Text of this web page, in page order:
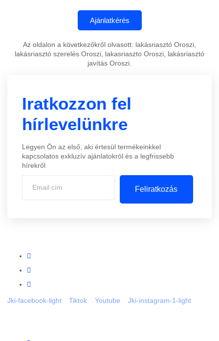
Az oldalon a következőkről olvasott: lakásriasztó Oroszi,
lakásriasztó szerelés Oroszi, lakasriaszto Oroszi, lakásriasztó
javítás Oroszi.
Iratkozzon fel
hírlevelünkre
Legyen Ön az első, aki értesül termékeinkkel
kapcsolatos exkluzív ajánlatokról és a legfrissebb
hírekről
Feliratkozás
Jki-facebook-light Tiktok Youtube Jki-instagram-1-light